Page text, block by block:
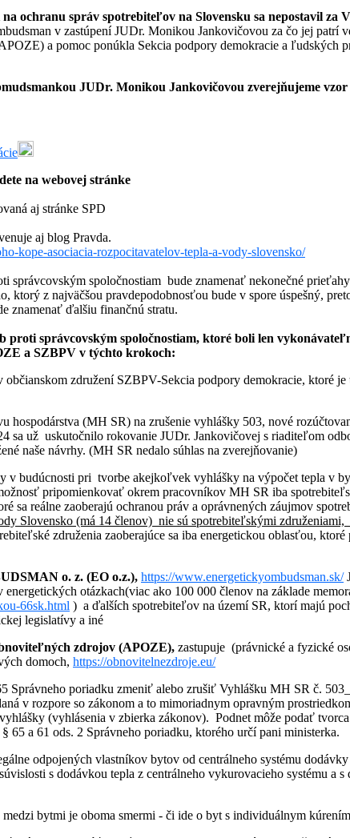
ochranu správ spotrebiteľov na Slovensku sa nepostavil za
v zastúpení JUDr. Monikou Jankovičovou za čo jej patrí
a pomoc ponúkla Sekcia podpory demokracie a ľudských
JUDr. Monikou Jankovičovou zverejňujeme
na webovej stránke
aj stránke SPD
aj blog Pravda.
kope-asociacia-rozpocitavatelov-tepla-a-vody-slovensko/
správcovským spoločnostiam bude znamenať nekonečné
ktorý z najväčšou pravdepodobnosťou bude v spore úspešný,
znamenať ďalšiu finančnú stratu.
proti správcovským spoločnostiam, ktoré boli len
a SZBPV v týchto krokoch:
občianskom združení SZBPV-Sekcia podpory demokracie, ktoré
hospodárstva (MH SR) na zrušenie vyhlášky 503, nové
sa už uskutočnilo rokovanie JUDr. Jankovičovej s riaditeľom
naše návrhy. (MH SR nedalo súhlas na zverejňovanie)
v budúcnosti pri tvorbe akejkoľvek vyhlášky na výpočet tepla v
pripomienkovať okrem pracovníkov MH SR iba
sa reálne zaoberajú ochranou práv a oprávnených záujmov
Slovensko (má 14 členov) nie sú spotrebiteľskými
združenia zaoberajúce sa iba energetickou oblasťou,
o. z. (EO o.z.), https://www.energetickyombudsman.sk/
otázkach(viac ako 100 000 členov na základe
66sk.html ) a ďalších spotrebiteľov na území SR, ktorí majú
legislatívy a iné
zdrojov (APOZE), zastupuje (právnické a fyzické
domoch, https://obnovitelnezdroje.eu/
Správneho poriadku zmeniť alebo zrušiť Vyhlášku MH SR č.
v rozpore so zákonom a to mimoriadnym opravným
(vyhlásenia v zbierka zákonov). Podnet môže podať
65 a 61 ods. 2 Správneho poriadku, ktorého určí pani ministerka.
odpojených vlastníkov bytov od centrálneho systému
s dodávkou tepla z centrálneho vykurovacieho systému a
bytmi je oboma smermi - či ide o byt s individuálnym